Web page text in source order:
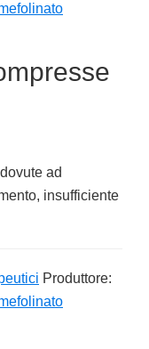
ad
insufficiente
Produttore: